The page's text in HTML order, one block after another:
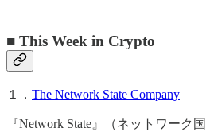
■ This Week in Crypto
１． The Network State Company
『Network State』（ネットワーク